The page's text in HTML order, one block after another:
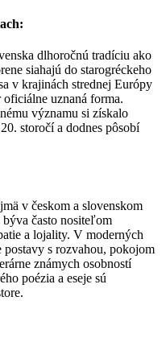
dlhoročnú tradíciu ako
siahajú do starogréckeho
v krajinách strednej Európy
uznaná forma.
významu si získalo
storočí a dodnes pôsobí
v českom a slovenskom
často nositeľom
a lojality. V moderných
postavy s rozvahou, pokojom
známych osobností
poézia a eseje sú